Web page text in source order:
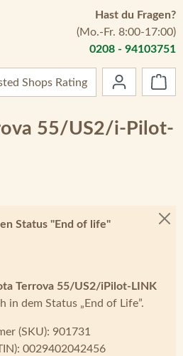
Hast du Fragen?
(Mo.-Fr. 8:00-17:00)
0208 - 94103751
55/US2/i-Pilot-
Status "End of life"
Terrova 55/US2/iPilot-LINK
in dem Status „End of Life”.
(SKU): 901731
0029402042456